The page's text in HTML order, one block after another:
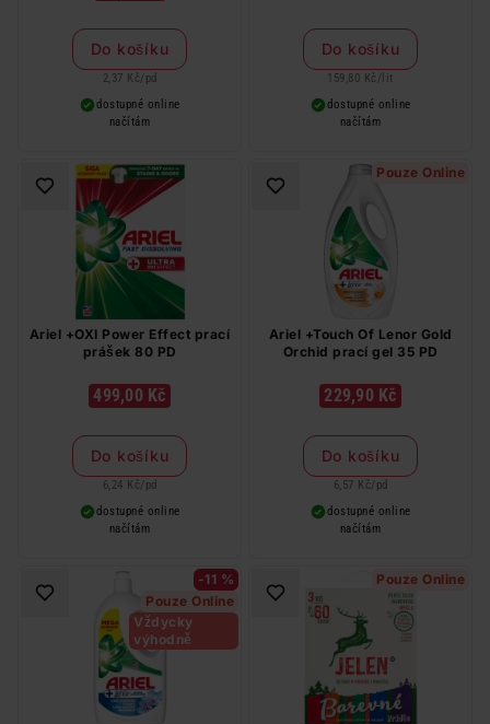
Do košíku
2,37 Kč/ pd
dostupné online
načítám
Do košíku
159,80 Kč / lit
dostupné online
načítám
Ariel +OXI Power Effect prací
prášek 80 PD
499,00 Kč
Do košíku
6,24 Kč/ pd
dostupné online
načítám
Pouze Online
Ariel +Touch Of Lenor Gold
Orchid prací gel 35 PD
229,90 Kč
Do košíku
6,57 Kč/ pd
dostupné online
načítám
-11 %
Pouze Online
Vždycky
výhodně
Pouze Online